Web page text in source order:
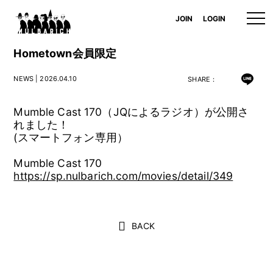
JOIN LOGIN
Hometown会員限定
SHARE：
NEWS| 2026.04.10
Mumble Cast 170（JQによるラジオ）が公開さ
れました！
(スマートフォン専用）
Mumble Cast 170
https://sp.nulbarich.com/movies/detail/349
BACK